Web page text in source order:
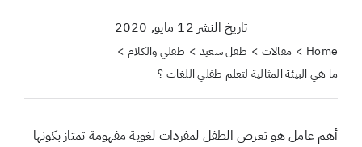
Home مقالات طفل سعيد
طفلي والكلام
ما هي البيئة المثالية لتعلم طفلي اللغات ؟
تاريخ النشر 12 مايو, 2020
أهم عامل هو تعرض الطفل لمفردات لغوية مفهومة تمتاز بكونها